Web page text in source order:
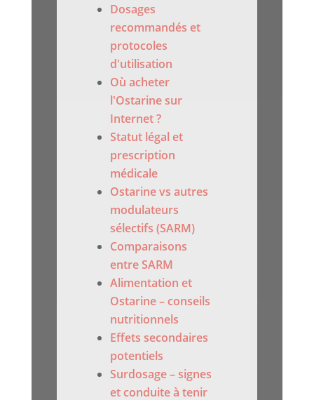
Dosages
recommandés et
protocoles
d'utilisation
Où acheter
l'Ostarine sur
Internet ?
Statut légal et
prescription
médicale
Ostarine vs autres
modulateurs
sélectifs (SARM)
Comparaisons
entre SARM
Alimentation et
Ostarine – conseils
nutritionnels
Effets secondaires
potentiels
Surdosage – signes
et conduite à tenir